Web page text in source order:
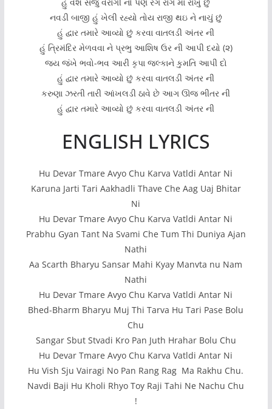
નવડી બાજી હું ખેલી રહ્યો તોય રાજી થઇ ને નાચું છું
હું દ્વાર તમારે આવ્યો છું કરવા વાતલડી અંતર ની
હું ત્રિમંદિર મેળવવા ને પ્રભુ આશિષ ઉર ની આપી દયો (૨)
જય જંખે ભવો-ભવ આરી કૃપા જલ્કાને કુમતિ આપી દો
હું દ્વાર તમારે આવ્યો છું કરવા વાતલડી અંતર ની
કરુણા ઝરતી તારી આંખલડી ઠાવે છે આગ ઊજ ભીતર ની
હું દ્વાર તમારે આવ્યો છું કરવા વાતલડી અંતર ની
ENGLISH LYRICS
Hu Devar Tmare Avyo Chu Karva Vatldi Antar Ni
Karuna Jarti Tari Aakhadli Thave Che Aag Uaj Bhitar
Ni
Hu Devar Tmare Avyo Chu Karva Vatldi Antar Ni
Prabhu Gyan Tant Na Svami Che Tum Thi Duniya Ajan
Nathi
Aa Scarth Bharyu Sansar Mahi Kyay Manvta nu Nam
Nathi
Hu Devar Tmare Avyo Chu Karva Vatldi Antar Ni
Bhed-Bharm Bharyu Muj Thi Tarva Hu Tari Pase Bolu
Chu
Sangar Sbut Stvadi Kro Pan Juth Hrahar Bolu Chu
Hu Devar Tmare Avyo Chu Karva Vatldi Antar Ni
Hu Vish Sju Vairagi No Pan Rang Rag Ma Rakhu Chu.
Navdi Baji Hu Kholi Rhyo Toy Raji Tahi Ne Nachu Chu
!